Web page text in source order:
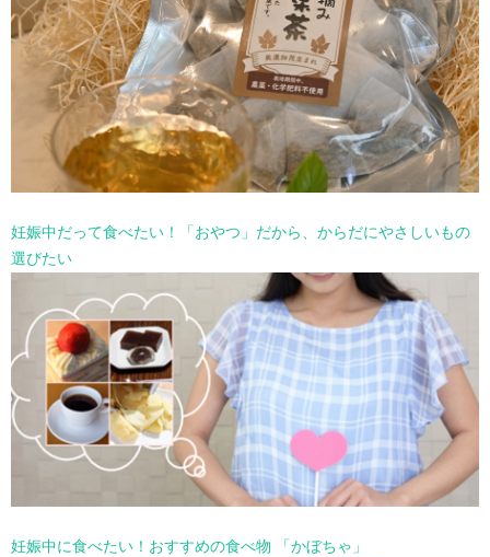
妊娠中だって食べたい！「おやつ」だから、からだにやさしいもの
選びたい
妊娠中に食べたい！おすすめの食べ物 「かぼちゃ」